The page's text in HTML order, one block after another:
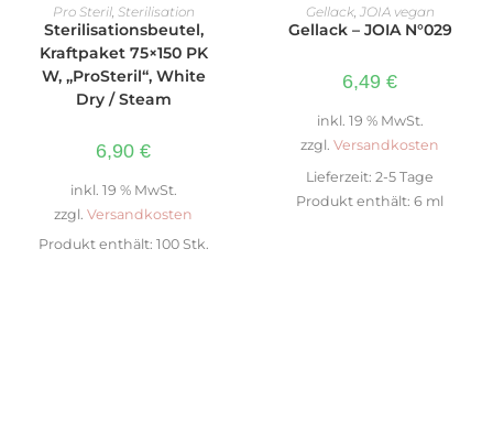
WEITERLESEN
Pro Steril, Sterilisation
Sterilisationsbeutel,
Kraftpaket 75×150 PK
W, „ProSteril“, White
Dry / Steam
6,90 €
inkl. 19 % MwSt.
zzgl. Versandkosten
Produkt enthält: 100 Stk.
IN DEN WARENKORB
Gellack, JOIA vegan
Gellack – JOIA N°029
6,49 €
inkl. 19 % MwSt.
zzgl. Versandkosten
Lieferzeit: 2-5 Tage
Produkt enthält: 6 ml